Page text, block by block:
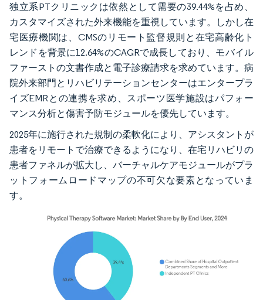
独立系PTクリニックは依然として需要の39.44%を占め、
カスタマイズされた外来機能を重視しています。しかし在
宅医療機関は、CMSのリモート監督規則と在宅高齢化ト
レンドを背景に12.64%のCAGRで成長しており、モバイル
ファーストの文書作成と電子診療請求を求めています。病
院外来部門とリハビリテーションセンターはエンタープラ
イズEMRとの連携を求め、スポーツ医学施設はパフォー
マンス分析と傷害予防モジュールを優先しています。
2025年に施行された規制の柔軟化により、アシスタントが
患者をリモートで治療できるようになり、在宅リハビリの
患者ファネルが拡大し、バーチャルケアモジュールがプラ
ットフォームロードマップの不可欠な要素となっていま
す。